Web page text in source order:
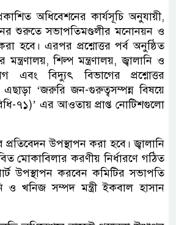
অধিবেশনের কার্যসূচি অনুযায়ী,
শুরুতে সভাপতিমণ্ডলীর মনোনয়ন ও
হবে। এরপর প্রশ্নোত্তর পর্ব অনুষ্ঠিত
শিল্প মন্ত্রণালয়, জ্বালানি ও
এবং বিদ্যুৎ বিভাগের প্রশ্নোত্তর
এছাড়া ‘জরুরি জন-গুরুত্বসম্পন্ন বিষয়ে
৭১)’ এর আওতায় প্রাপ্ত নোটিশগুলো
উপস্থাপন করা হবে। জ্বালানি
মোকাবিলার করণীয় নির্ধারণে গঠিত
উপস্থাপন করবেন কমিটির সভাপতি
ও খনিজ সম্পদ মন্ত্রী ইকবাল হাসান